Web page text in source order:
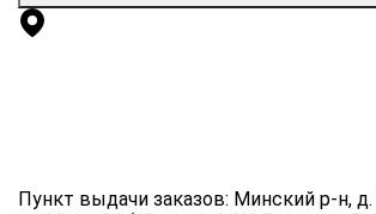
Пункт выдачи заказов: Минский р-н, д.